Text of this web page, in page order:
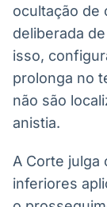
ocultação de
deliberada
isso,
prolonga no
não são
anistia.
A Corte julga
inferiores